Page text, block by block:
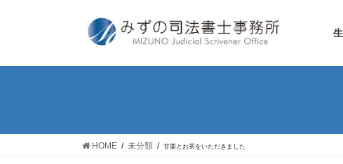
HOME 未分類 甘栗とお茶をいただきました